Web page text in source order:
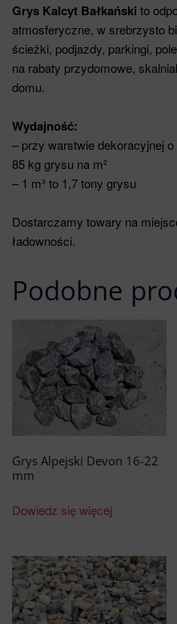
Grys Kalcyt Bałkański to
atmosferyczne, w srebrzysto
ścieżki, podjazdy, parkingi,
na rabaty przydomowe,
domu.
Wydajność:
– przy warstwie dekoracyjnej
85 kg grysu na m²
– 1 m³ to 1,7 tony grysu
Dostarczamy towary na
ładowności.
Podobne
Grys Alpejski Devon 16-22
mm
Dowiedz się więcej